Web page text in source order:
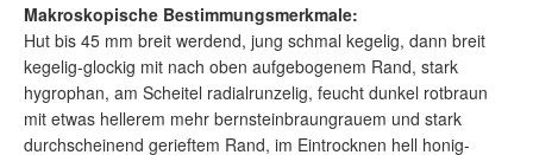
Makroskopische Bestimmungsmerkmale:
Hut bis 45 mm breit werdend, jung schmal kegelig, dann breit
kegelig-glockig mit nach oben aufgebogenem Rand, stark
hygrophan, am Scheitel radialrunzelig, feucht dunkel rotbraun
mit etwas hellerem mehr bernsteinbraungrauem und stark
durchscheinend gerieftem Rand, im Eintrocknen hell honig-